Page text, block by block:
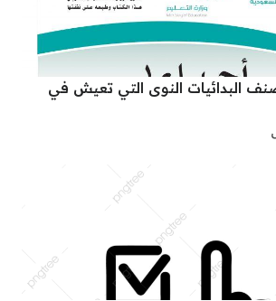
البدائيات النوى التي تعيش في